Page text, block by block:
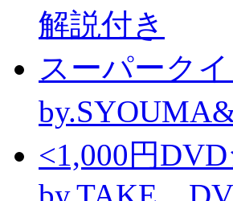
解説付き
スーパーク
<1,000円